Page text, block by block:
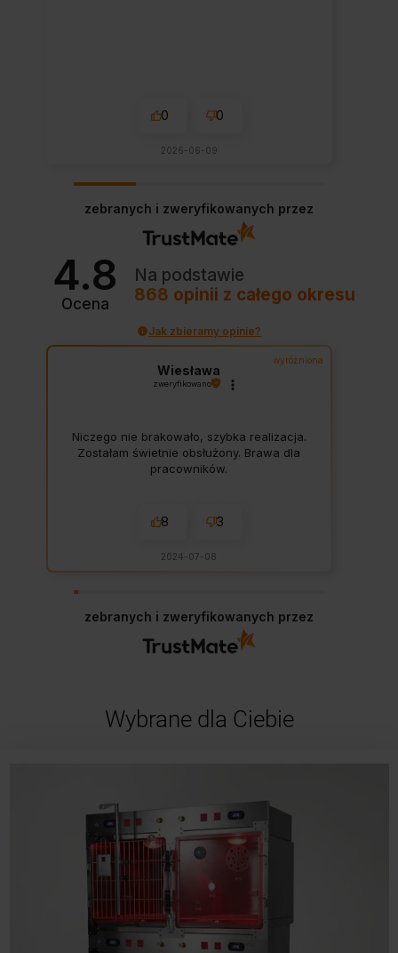
0 0
2026-06-09
zebranych i zweryfikowanych przez
4.8
Ocena
Na podstawie
868 opinii z całego okresu
Jak zbieramy opinie?
wyróżniona
Wiesława
zweryfikowano
Niczego nie brakowało, szybka realizacja.
Zostałam świetnie obsłużony. Brawa dla
pracowników.
8 3
2024-07-08
zebranych i zweryfikowanych przez
Wybrane dla Ciebie